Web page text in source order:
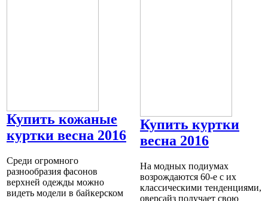
Купить кожаные
куртки весна 2016
Среди огромного
разнообразия фасонов
верхней одежды можно
видеть модели в байкерском
Купить куртки
весна 2016
На модных подиумах
возрождаются 60-е с их
классическими тенденциями,
оверсайз получает свою